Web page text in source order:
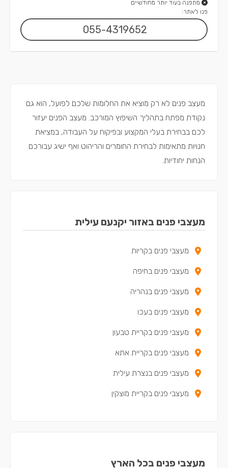
מתפנה בעוד יותר מחודשיים
פנו לאתר:
055-4319652
מעצב פנים לא רק מוציא את החלומות שלכם לפועל, הוא גם
נקודת מפתח בתהליך השיפוץ המורכב. מעצב הפנים יעזור
לכם בבחירת בעלי המקצוע ובפיקוח על העבודה, במציאת
חנויות מתאימות לבחירת החומרים והריהוט ואף ישיג עבורכם
הנחות יחודיות.
מעצבי פנים באזור יקנעם עילית
מעצבי פנים בקריות
מעצבי פנים בחיפה
מעצבי פנים בנהריה
מעצבי פנים בעכו
מעצבי פנים בקריית טבעון
מעצבי פנים בקריית אתא
מעצבי פנים בנצרת עילית
מעצבי פנים בקריית מוצקין
מעצבי פנים בקריית ביאליק
מעצבי פנים בכל הארץ